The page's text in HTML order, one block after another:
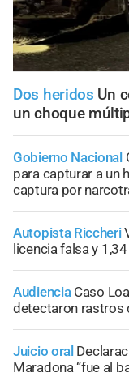
Dos heridos Un
un choque
Gobierno Nacional
para capturar a un
captura por
Autopista Riccheri
licencia falsa y
Audiencia Caso
detectaron rastros
Juicio oral
Maradona “fue al